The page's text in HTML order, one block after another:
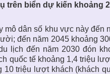
trên biển dự kiến khoảng
mô dân số khu vực này đến
đến năm 2045 khoảng
lịch đến năm 2030 đón
quốc tế khoảng 1,4 triệu
10 triệu lượt khách (khách